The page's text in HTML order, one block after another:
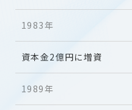
1983年
資本金2億円に増資
1989年